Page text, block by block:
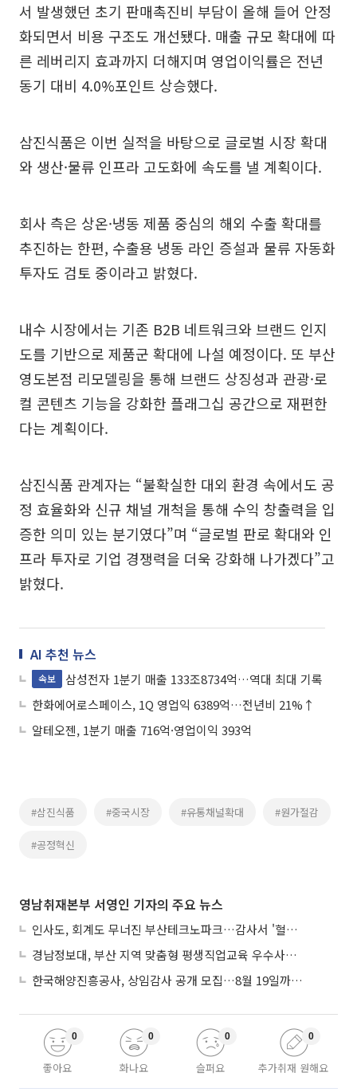
서 발생했던 초기 판매촉진비 부담이 올해 들어 안정
화되면서 비용 구조도 개선됐다. 매출 규모 확대에 따
른 레버리지 효과까지 더해지며 영업이익률은 전년
동기 대비 4.0%포인트 상승했다.
삼진식품은 이번 실적을 바탕으로 글로벌 시장 확대
와 생산·물류 인프라 고도화에 속도를 낼 계획이다.
회사 측은 상온·냉동 제품 중심의 해외 수출 확대를
추진하는 한편, 수출용 냉동 라인 증설과 물류 자동화
투자도 검토 중이라고 밝혔다.
내수 시장에서는 기존 B2B 네트워크와 브랜드 인지
도를 기반으로 제품군 확대에 나설 예정이다. 또 부산
영도본점 리모델링을 통해 브랜드 상징성과 관광·로
컬 콘텐츠 기능을 강화한 플래그십 공간으로 재편한
다는 계획이다.
삼진식품 관계자는 “불확실한 대외 환경 속에서도 공
정 효율화와 신규 채널 개척을 통해 수익 창출력을 입
증한 의미 있는 분기였다”며 “글로벌 판로 확대와 인
프라 투자로 기업 경쟁력을 더욱 강화해 나가겠다”고
밝혔다.
AI 추천 뉴스
속보
삼성전자 1분기 매출 133조8734억…역대 최대 기록
한화에어로스페이스, 1Q 영업익 6389억…전년비 21%↑
알테오젠, 1분기 매출 716억·영업이익 393억
#삼진식품 #중국시장 #유통채널확대 #원가절감
#공정혁신
영남취재본부 서영인 기자의 주요 뉴스
인사도, 회계도 무너진 부산테크노파크…감사서 '혈세 유용·인사 뒤집기' 적발
경남정보대, 부산 지역 맞춤형 평생직업교육 우수사례로 혁신 주도
한국해양진흥공사, 상임감사 공개 모집…8월 19일까지 접수
좋아요
0
화나요
0
슬퍼요
0
추가취재 원해요
0